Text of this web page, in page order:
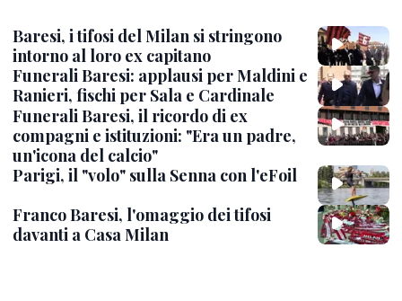
Baresi, i tifosi del Milan si stringono
intorno al loro ex capitano
Funerali Baresi: applausi per Maldini e
Ranieri, fischi per Sala e Cardinale
Funerali Baresi, il ricordo di ex
compagni e istituzioni: "Era un padre,
un'icona del calcio"
Parigi, il "volo" sulla Senna con l'eFoil
Franco Baresi, l'omaggio dei tifosi
davanti a Casa Milan